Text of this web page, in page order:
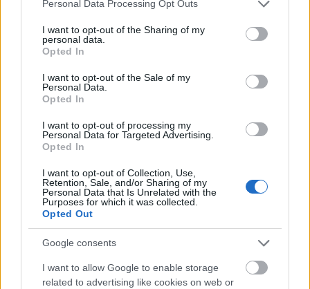
not limited to your visit or usage behaviour. You may click to
grant or deny consent to Google and its third-party tags to
use your data for below specified purposes in below Google
consent section.
Personal Data Processing Opt Outs
I want to opt-out of the Sharing of my
personal data.
Opted In
I want to opt-out of the Sale of my
Personal Data.
Opted In
I want to opt-out of processing my
Personal Data for Targeted Advertising.
Opted In
I want to opt-out of Collection, Use,
Retention, Sale, and/or Sharing of my
Personal Data that Is Unrelated with the
Purposes for which it was collected.
Opted Out
Google consents
I want to allow Google to enable storage
related to advertising like cookies on web or
Campania de reduceri din magazinul
Narman Uomo
incepe din 20.11.2010 si este valabila pana la
sfarsitul anului, in limita stocului disponibil.